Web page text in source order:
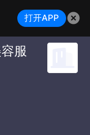
服
打开APP